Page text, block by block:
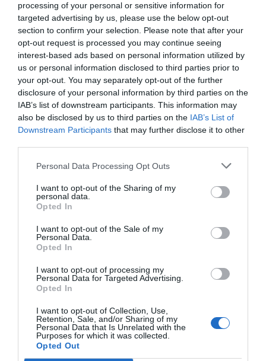
processing of your personal or sensitive information for
targeted advertising by us, please use the below opt-out
section to confirm your selection. Please note that after your
opt-out request is processed you may continue seeing
interest-based ads based on personal information utilized by
us or personal information disclosed to third parties prior to
your opt-out. You may separately opt-out of the further
disclosure of your personal information by third parties on the
IAB’s list of downstream participants. This information may
also be disclosed by us to third parties on the IAB’s List of
Downstream Participants that may further disclose it to other
Personal Data Processing Opt Outs
I want to opt-out of the Sharing of my
personal data.
Opted In
I want to opt-out of the Sale of my
Personal Data.
Opted In
I want to opt-out of processing my
Personal Data for Targeted Advertising.
Opted In
I want to opt-out of Collection, Use,
Retention, Sale, and/or Sharing of my
Personal Data that Is Unrelated with the
Purposes for which it was collected.
Opted Out
Índex2P
Añadir 2Playbook
como fuente preferida de Google
de forma gratuita
Mantente informado con las últimas noticias de actualidad.
ACTIVAR AHORA
Compartir
Imprimir
Publicidad
2Playbook Club